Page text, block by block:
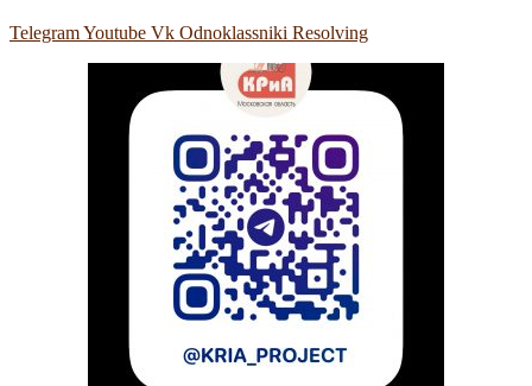
TelegramYoutube Vk Odnoklassniki Resolving